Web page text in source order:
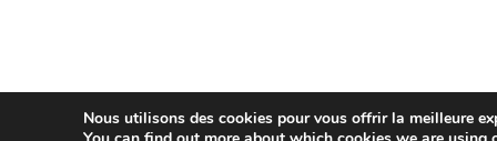
Nous utilisons des cookies pour vous offrir la meilleure